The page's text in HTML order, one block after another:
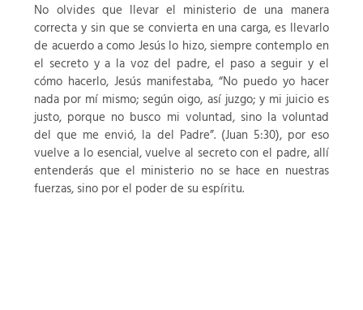
No olvides que llevar el ministerio de una manera
correcta y sin que se convierta en una carga, es llevarlo
de acuerdo a como Jesús lo hizo, siempre contemplo en
el secreto y a la voz del padre, el paso a seguir y el
cómo hacerlo, Jesús manifestaba, “No puedo yo hacer
nada por mí mismo; según oigo, así juzgo; y mi juicio es
justo, porque no busco mi voluntad, sino la voluntad
del que me envió, la del Padre”. (Juan 5:30), por eso
vuelve a lo esencial, vuelve al secreto con el padre, allí
entenderás que el ministerio no se hace en nuestras
fuerzas, sino por el poder de su espíritu.